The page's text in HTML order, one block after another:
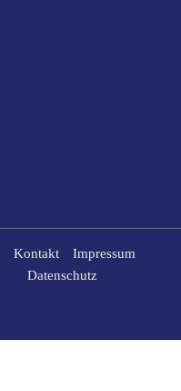
Kontakt
Impressum
Datenschutz